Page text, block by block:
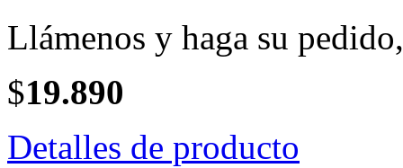
Llámenos y haga su
$19.890
Detalles de producto